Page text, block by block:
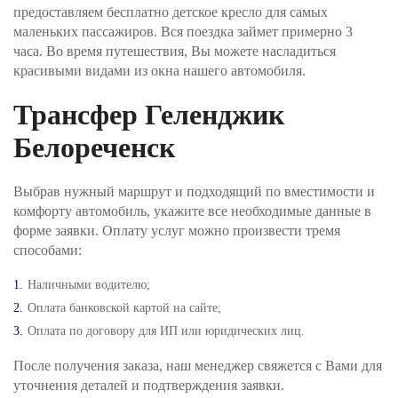
лицензия ЦБ РФ № 2673).
Шаг №4. После получения заявки, наш менеджер
проверит поступление денежных средств и
свяжется с Вами для подверждения заказа и его
предоставляем бесплатно детское кресло для самых
маленьких пассажиров. Вся поездка займет примерно 3
часа. Во время путешествия, Вы можете насладиться
красивыми видами из окна нашего автомобиля.
Трансфер Геленджик
Белореченск
Выбрав нужный маршрут и подходящий по вместимости и
комфорту автомобиль, укажите все необходимые данные в
форме заявки. Оплату услуг можно произвести тремя
способами:
Наличными водителю;
Оплата банковской картой на сайте;
Оплата по договору для ИП или юридических лиц.
После получения заказа, наш менеджер свяжется с Вами для
уточнения деталей и подтверждения заявки.